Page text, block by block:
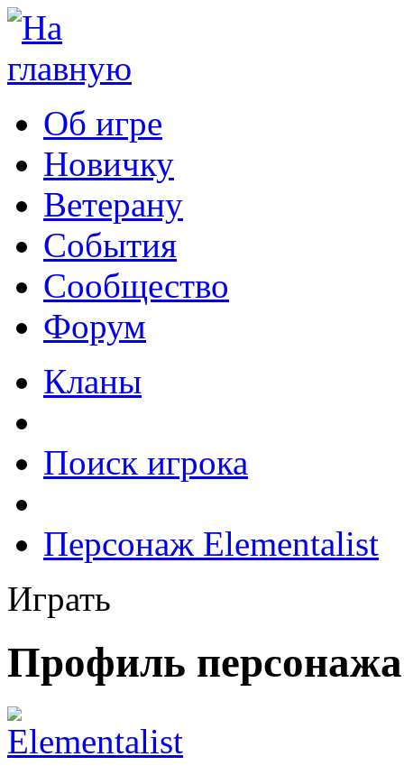
Об игре
Новичку
Ветерану
События
Сообщество
Форум
Кланы
Поиск игрока
Персонаж Elementalist
Играть
Профиль